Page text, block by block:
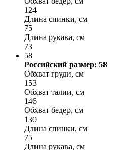
124
Длина спинки, см
75
Длина рукава, см
73
58
Российский размер: 58
Обхват груди, см
153
Обхват талии, см
146
Обхват бедер, см
130
Длина спинки, см
75
Длина рукава, см